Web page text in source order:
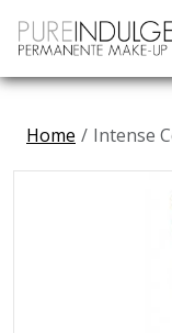
Home Intense